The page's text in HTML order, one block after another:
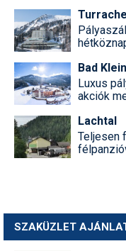
Bad
Luxus
akciók
Lachtal
Teljesen
SZAKÜZLET